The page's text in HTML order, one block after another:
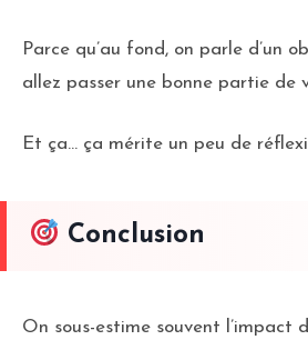
Parce qu’au fond, on parle d’un
allez passer une bonne partie de
Et ça… ça mérite un peu de
Conclusion
On sous-estime souvent l’impact